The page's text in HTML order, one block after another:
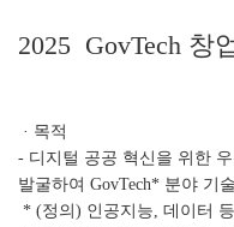
2025 GovTech 창
· 목적
- 디지털 공공 혁신을 위한
발굴하여 GovTech* 분야 기
* (정의) 인공지능, 데이터